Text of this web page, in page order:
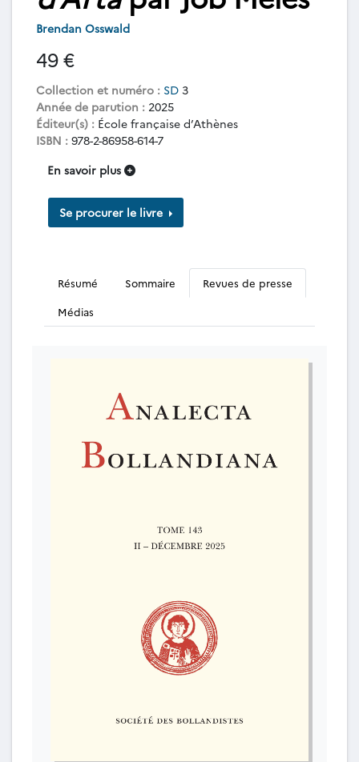
Brendan Osswald
49 €
Collection et numéro : SD 3
Année de parution : 2025
Éditeur(s) : École française d’Athènes
ISBN : 978-2-86958-614-7
En savoir plus
Se procurer le livre
Résumé Sommaire
Revues de presse
Médias